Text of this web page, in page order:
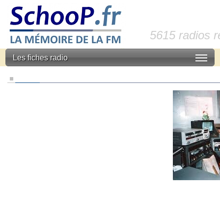
5615 radios
Les fiches radio